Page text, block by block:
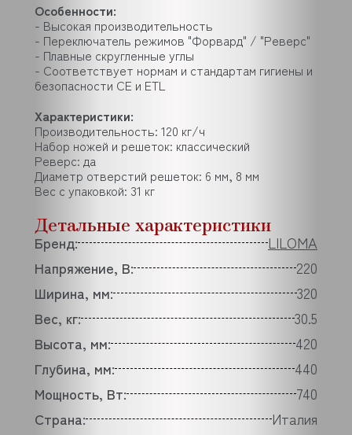
Особенности:
- Высокая производительность
- Переключатель режимов "Форвард" / "Реверс"
- Плавные скругленные углы
- Соответствует нормам и стандартам гигиены и
безопасности CE и ETL
Характеристики:
Производительность: 120 кг/ч
Набор ножей и решеток: классический
Реверс: да
Диаметр отверстий решеток: 6 мм, 8 мм
Вес с упаковкой: 31 кг
Детальные характеристики
Бренд:
LILOMA
Напряжение, В:
220
Ширина, мм:
320
Вес, кг:
30.5
Высота, мм:
420
Глубина, мм:
440
Мощность, Вт:
740
Страна:
Италия